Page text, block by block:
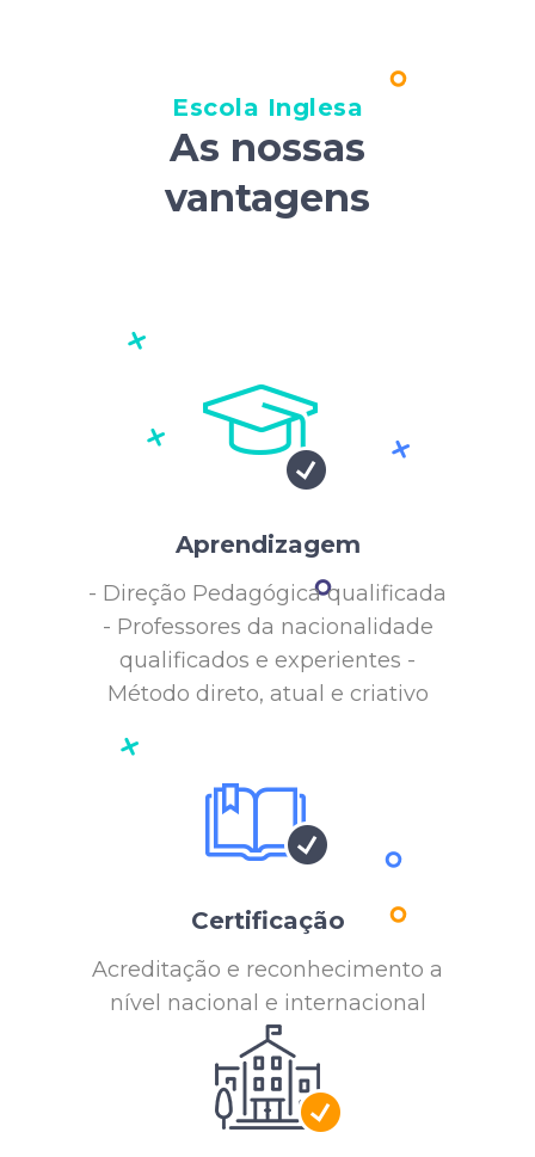
Escola Inglesa
As nossas
vantagens
Aprendizagem
- Direção Pedagógica qualificada
- Professores da nacionalidade
qualificados e experientes -
Método direto, atual e criativo
Certificação
Acreditação e reconhecimento a
nível nacional e internacional